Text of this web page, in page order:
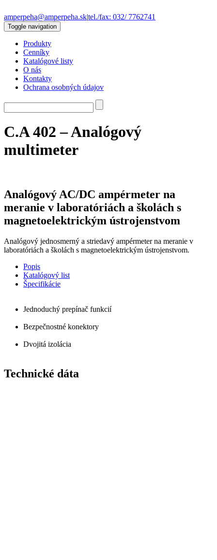
amperpeha@amperpeha.sk|tel./fax: 032/ 7762741
Toggle navigation
Produkty
Cenníky
Katalógové listy
O nás
Kontakty
Ochrana osobných údajov
C.A 402 – Analógový
multimeter
Analógový AC/DC ampérmeter na
meranie v laboratóriách a školách s
magnetoelektrickým ústrojenstvom
Analógový jednosmerný a striedavý ampérmeter na meranie v
laboratóriách a školách s magnetoelektrickým ústrojenstvom.
Popis
Katalógový list
Špecifikácie
Jednoduchý prepínač funkcií
Bezpečnostné konektory
Dvojitá izolácia
Technické dáta